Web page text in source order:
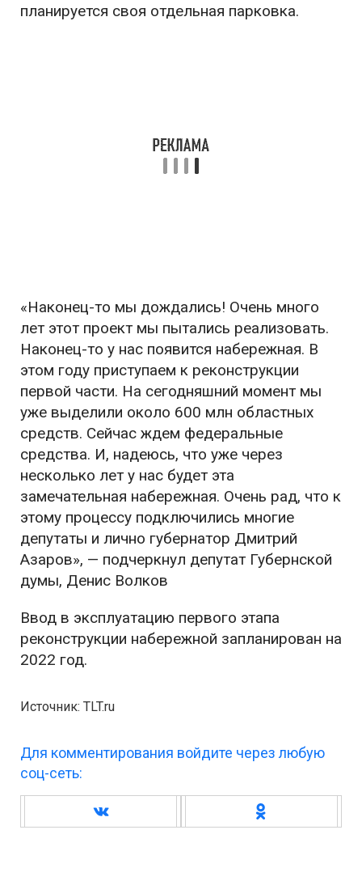
планируется своя отдельная парковка.
«Наконец-то мы дождались! Очень много
лет этот проект мы пытались реализовать.
Наконец-то у нас появится набережная. В
этом году приступаем к реконструкции
первой части. На сегодняшний момент мы
уже выделили около 600 млн областных
средств. Сейчас ждем федеральные
средства. И, надеюсь, что уже через
несколько лет у нас будет эта
замечательная набережная. Очень рад, что к
этому процессу подключились многие
депутаты и лично губернатор Дмитрий
Азаров», — подчеркнул депутат Губернской
думы, Денис Волков
Ввод в эксплуатацию первого этапа
реконструкции набережной запланирован на
2022 год.
Источник: TLT.ru
Для комментирования войдите через любую
соц-сеть: